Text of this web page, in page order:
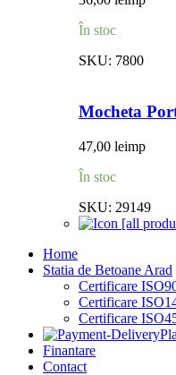
În stoc
SKU: 7800
Mocheta
47,00 leimp
În stoc
SKU: 29149
Home
Statia de Betoane Arad
Certificare
Certificare
Certificare
Finantare
Contact